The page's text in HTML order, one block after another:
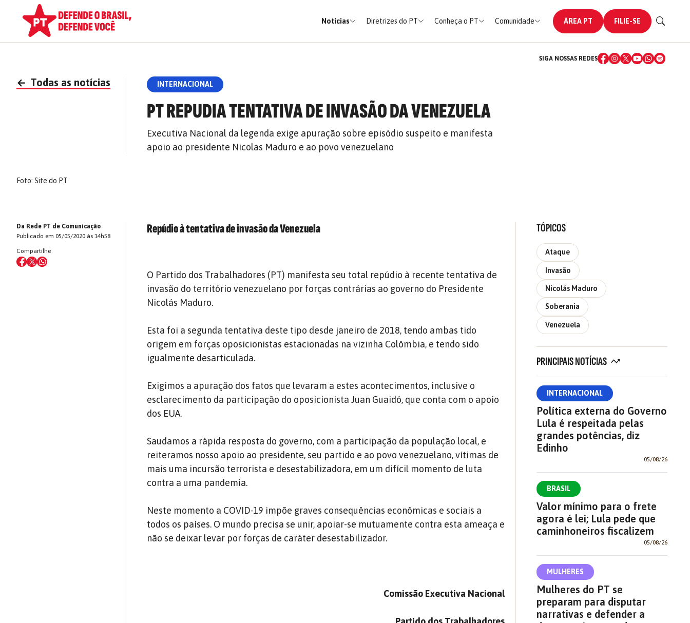
Notícias Diretrizes do PT Conheça o PT Comunidade ÁREA PT FILIE-SE
SIGA NOSSAS REDES
← Todas as notícias INTERNACIONAL
PT REPUDIA TENTATIVA DE INVASÃO DA VENEZUELA
Executiva Nacional da legenda exige apuração sobre episódio suspeito e manifesta
apoio ao presidente Nicolas Maduro e ao povo venezuelano
Foto: Site do PT
Da Rede PT de Comunicação
Publicado em 05/05/2020 às 14h58
Compartilhe
Repúdio à tentativa de invasão da Venezuela
O Partido dos Trabalhadores (PT) manifesta seu total repúdio à recente tentativa de
invasão do território venezuelano por forças contrárias ao governo do Presidente
Nicolás Maduro.
Esta foi a segunda tentativa deste tipo desde janeiro de 2018, tendo ambas tido
origem em forças oposicionistas estacionadas na vizinha Colômbia, e tendo sido
igualmente desarticulada.
Exigimos a apuração dos fatos que levaram a estes acontecimentos, inclusive o
esclarecimento da participação do oposicionista Juan Guaidó, que conta com o apoio
dos EUA.
Saudamos a rápida resposta do governo, com a participação da população local, e
reiteramos nosso apoio ao presidente, seu partido e ao povo venezuelano, vítimas de
mais uma incursão terrorista e desestabilizadora, em um difícil momento de luta
contra a uma pandemia.
Neste momento a COVID-19 impõe graves consequências econômicas e sociais a
todos os países. O mundo precisa se unir, apoiar-se mutuamente contra esta ameaça e
não se deixar levar por forças de caráter desestabilizador.
Comissão Executiva Nacional
TÓPICOS
Ataque
Invasão
Nicolás Maduro
Soberania
Venezuela
PRINCIPAIS NOTÍCIAS
INTERNACIONAL
Política externa do Governo
Lula é respeitada pelas
grandes potências, diz
Edinho
05/08/26
BRASIL
Valor mínimo para o frete
agora é lei; Lula pede que
caminhoneiros fiscalizem
05/08/26
MULHERES
Mulheres do PT se
preparam para disputar
narrativas e defender a